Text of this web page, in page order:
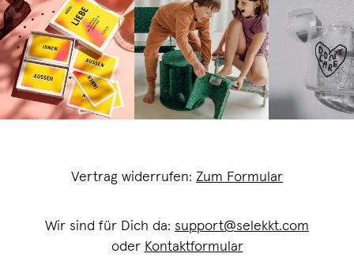
Vertrag widerrufen: Zum Formular
Wir sind für Dich da: support@selekkt.com
oder Kontaktformular